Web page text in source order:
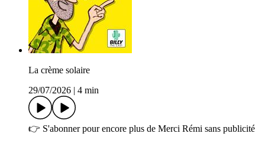
La crème solaire
29/07/2026
4 min
👉 S'abonner pour encore plus de Merci Rémi sans publicité